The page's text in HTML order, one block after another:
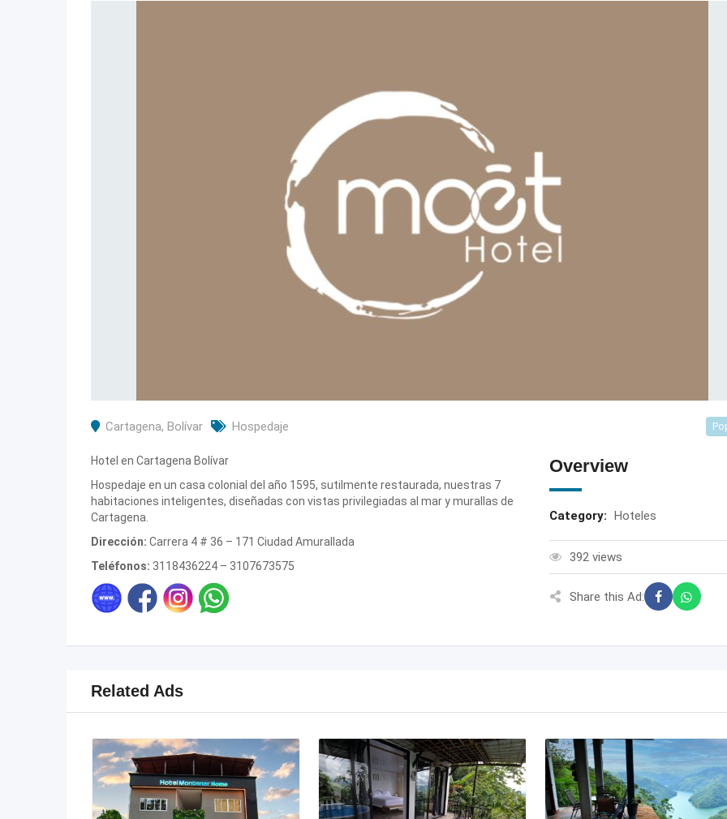
Cartagena, Bolívar Hospedaje
Hotel en Cartagena Bolívar
Hospedaje en un casa colonial del año 1595, sutilmente restaurada, nuestras 7
habitaciones inteligentes, diseñadas con vistas privilegiadas al mar y murallas de
Cartagena.
Dirección: Carrera 4 # 36 – 171 Ciudad Amurallada
Teléfonos: 3118436224 – 3107673575
Overview
Category: Hoteles
392 views
Share this Ad:
Related Ads